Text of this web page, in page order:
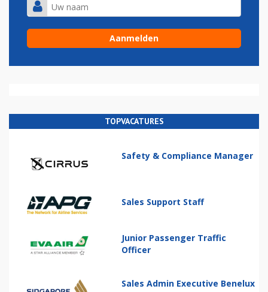
TOPVACATURES
Safety & Compliance Manager
Sales Support Staff
Junior Passenger Traffic
Officer
Sales Admin Executive Benelux